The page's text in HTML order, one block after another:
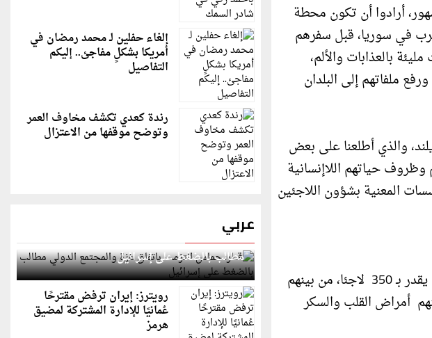
إلى مملكة تايلند، بطرق نظامية، عبر فيزا سياحية تمنح إذن إقامة لمدة 3 شهور، أرادوا أن تكون محطة
في سوريا، قبل سفرهم
بالعذابات والألم،
ملفاتهم إلى البلدان
والذي أطلعنا على بعض
حياتهم اللاإنسانية
المعنية بشؤون اللاجئين
يقدر عدد عائلات اللاجئين الفلسطينيين المتواجدين في تايلند، بـ 179 عائلة فلسطينية، بمجموع يقدر بـ 350 لاجئا، من بينهم
منهم أمراض القلب والسكر
إلغاء حفلين لـ محمد رمضان في
أمريكا بشكلٍ مفاجئ.. إليكم
التفاصيل
رندة كعدي تكشف مخاوف العمر
وتوضح موقفها من الاعتزال
عربي
قطر: حماس التزمت باتفاق غزة والمجتمع الدولي
مطالب بالضغط على إسرائيل
رويترز: إيران ترفض مقترحًا
عُمانيًا للإدارة المشتركة لمضيق
هرمز